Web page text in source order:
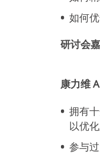
如何
研讨会
康力维
拥有
以优化
参与